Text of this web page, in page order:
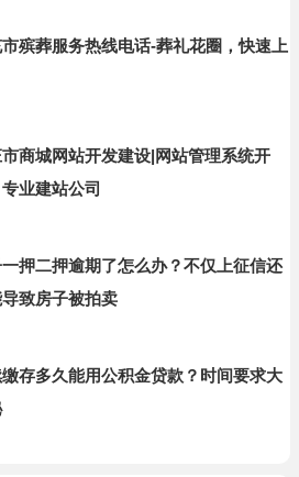
殡葬服务热线电话-葬礼花圈，快速上
商城网站开发建设|网站管理系统开
业建站公司
一押二押逾期了怎么办？不仅上征信还
致房子被拍卖
存多久能用公积金贷款？时间要求大